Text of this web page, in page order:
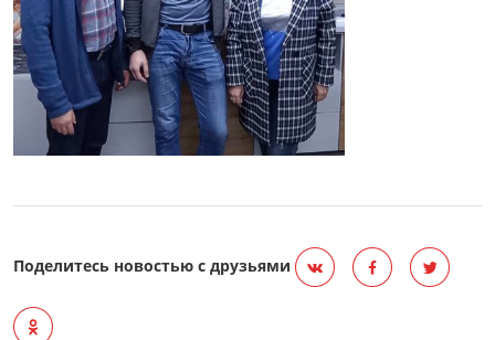
Поделитесь новостью с друзьями